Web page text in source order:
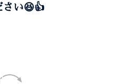
さい😆👍